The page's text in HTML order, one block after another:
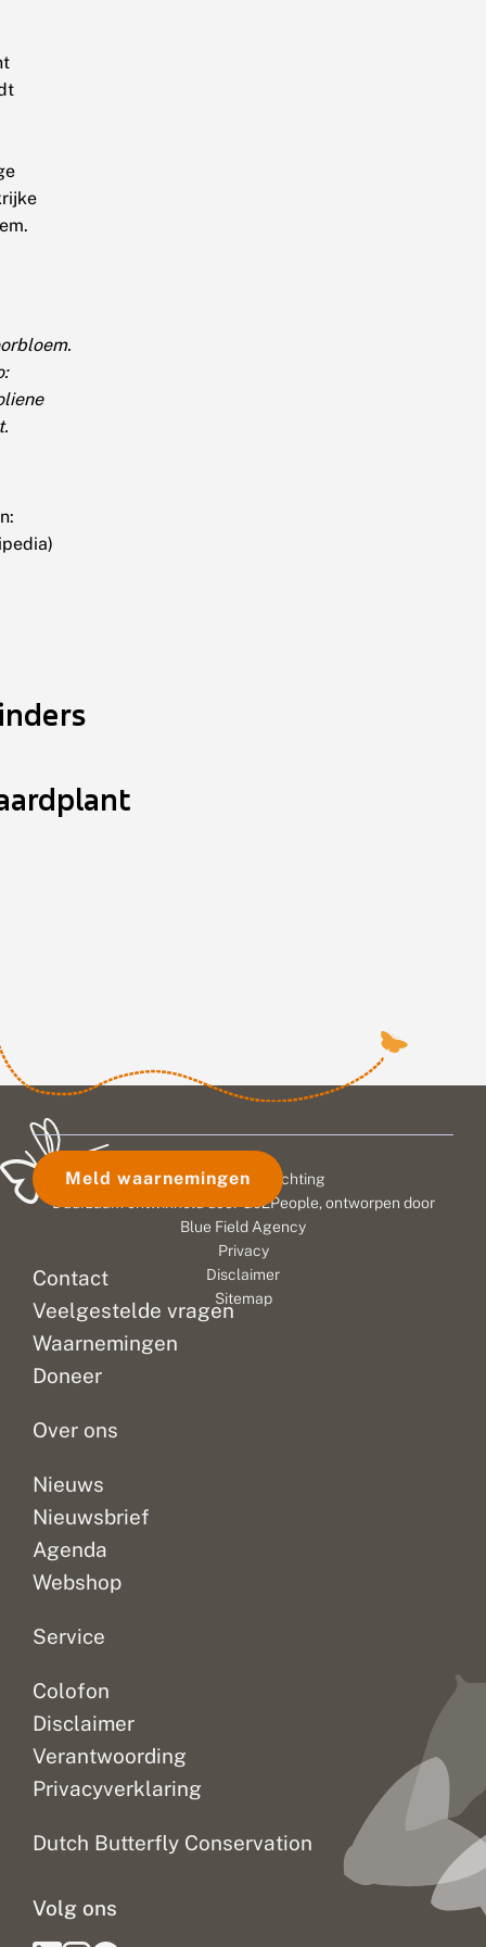
Contact
Veelgestelde vragen
Waarnemingen
Doneer
Over ons
Nieuws
Nieuwsbrief
Agenda
Webshop
Service
Colofon
Disclaimer
Verantwoording
Privacyverklaring
Dutch Butterfly Conservation
Volg ons
Meld waarnemingen
© 2026 Vlinderstichting
Duurzaam ontwikkeld door
Go2People, ontworpen door
Blue Field Agency
Privacy
Disclaimer
Sitemap